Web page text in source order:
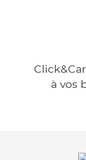
à vos